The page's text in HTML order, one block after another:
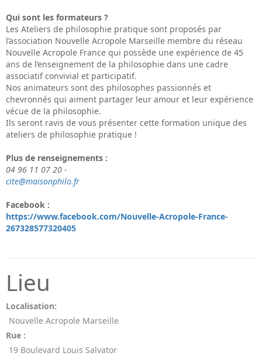
Qui sont les formateurs ?
Les Ateliers de philosophie pratique sont proposés par
l’association Nouvelle Acropole Marseille membre du réseau
Nouvelle Acropole France qui possède une expérience de 45
ans de l’enseignement de la philosophie dans une cadre
associatif convivial et participatif.
Nos animateurs sont des philosophes passionnés et
chevronnés qui aiment partager leur amour et leur expérience
vécue de la philosophie.
Ils seront ravis de vous présenter cette formation unique des
ateliers de philosophie pratique !
Plus de renseignements :
04 96 11 07 20 -
cite@maisonphilo.fr
Facebook :
https://www.facebook.com/Nouvelle-Acropole-France-
267328577320405
Lieu
Localisation:
Nouvelle Acropole Marseille
Rue :
19 Boulevard Louis Salvator